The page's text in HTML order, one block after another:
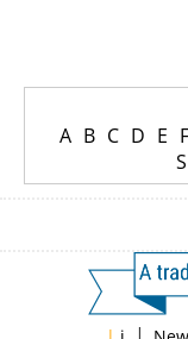
A B C D E F
S